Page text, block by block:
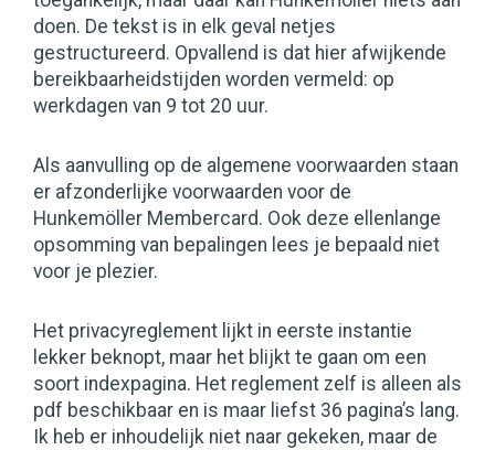
doen. De tekst is in elk geval netjes
gestructureerd. Opvallend is dat hier afwijkende
bereikbaarheidstijden worden vermeld: op
werkdagen van 9 tot 20 uur.
Als aanvulling op de algemene voorwaarden staan
er afzonderlijke voorwaarden voor de
Hunkemöller Membercard. Ook deze ellenlange
opsomming van bepalingen lees je bepaald niet
voor je plezier.
Het privacyreglement lijkt in eerste instantie
lekker beknopt, maar het blijkt te gaan om een
soort indexpagina. Het reglement zelf is alleen als
pdf beschikbaar en is maar liefst 36 pagina’s lang.
Ik heb er inhoudelijk niet naar gekeken, maar de